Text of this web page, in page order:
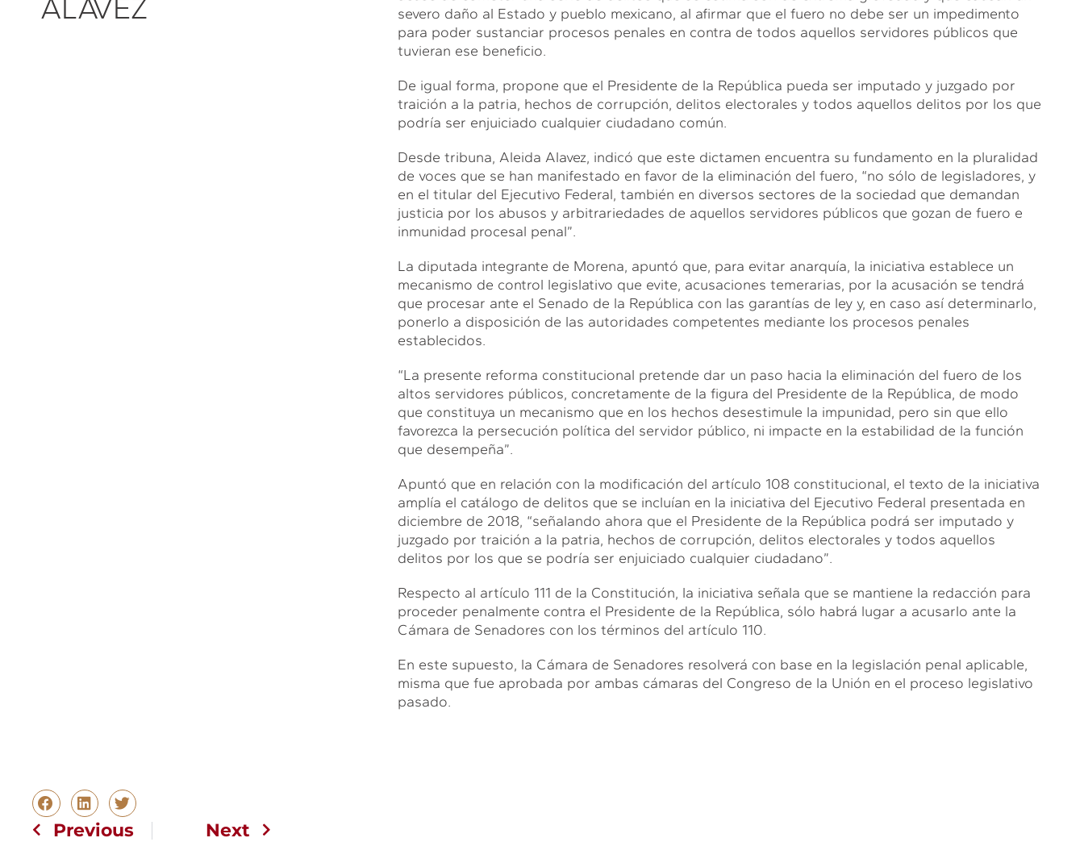
ALAVEZ
severo daño al Estado y pueblo mexicano, al afirmar que el fuero no debe ser un impedimento
para poder sustanciar procesos penales en contra de todos aquellos servidores públicos que
tuvieran ese beneficio.
De igual forma, propone que el Presidente de la República pueda ser imputado y juzgado por
traición a la patria, hechos de corrupción, delitos electorales y todos aquellos delitos por los que
podría ser enjuiciado cualquier ciudadano común.
Desde tribuna, Aleida Alavez, indicó que este dictamen encuentra su fundamento en la pluralidad
de voces que se han manifestado en favor de la eliminación del fuero, “no sólo de legisladores, y
en el titular del Ejecutivo Federal, también en diversos sectores de la sociedad que demandan
justicia por los abusos y arbitrariedades de aquellos servidores públicos que gozan de fuero e
inmunidad procesal penal”.
La diputada integrante de Morena, apuntó que, para evitar anarquía, la iniciativa establece un
mecanismo de control legislativo que evite, acusaciones temerarias, por la acusación se tendrá
que procesar ante el Senado de la República con las garantías de ley y, en caso así determinarlo,
ponerlo a disposición de las autoridades competentes mediante los procesos penales
establecidos.
“La presente reforma constitucional pretende dar un paso hacia la eliminación del fuero de los
altos servidores públicos, concretamente de la figura del Presidente de la República, de modo
que constituya un mecanismo que en los hechos desestimule la impunidad, pero sin que ello
favorezca la persecución política del servidor público, ni impacte en la estabilidad de la función
que desempeña”.
Apuntó que en relación con la modificación del artículo 108 constitucional, el texto de la iniciativa
amplía el catálogo de delitos que se incluían en la iniciativa del Ejecutivo Federal presentada en
diciembre de 2018, “señalando ahora que el Presidente de la República podrá ser imputado y
juzgado por traición a la patria, hechos de corrupción, delitos electorales y todos aquellos
delitos por los que se podría ser enjuiciado cualquier ciudadano”.
Respecto al artículo 111 de la Constitución, la iniciativa señala que se mantiene la redacción para
proceder penalmente contra el Presidente de la República, sólo habrá lugar a acusarlo ante la
Cámara de Senadores con los términos del artículo 110.
En este supuesto, la Cámara de Senadores resolverá con base en la legislación penal aplicable,
misma que fue aprobada por ambas cámaras del Congreso de la Unión en el proceso legislativo
pasado.
Previous Next